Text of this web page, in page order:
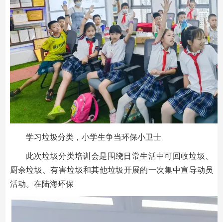
学习垃圾分类，小学生争当环保小卫士
此次垃圾分类培训会是围绕日常生活中可回收垃圾、
厨余垃圾、有害垃圾和其他垃圾开展的一次集中宣导动员
活动。在陆海环保